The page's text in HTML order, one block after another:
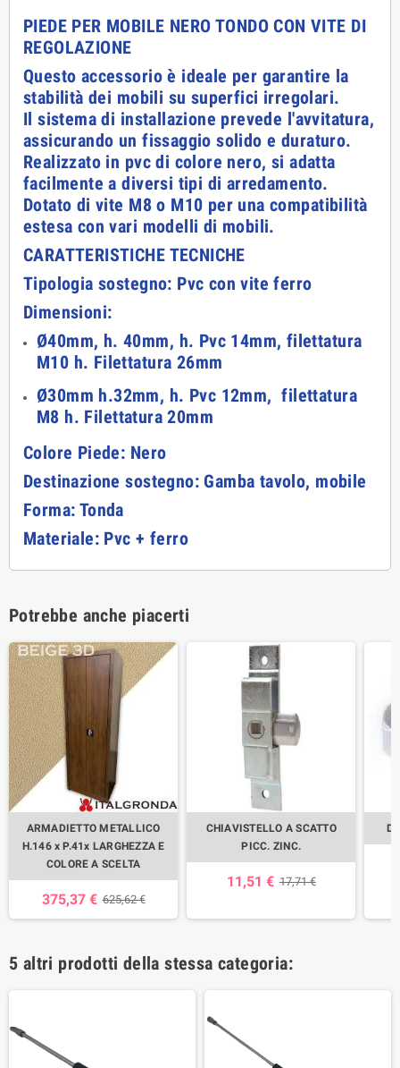
PIEDE PER MOBILE NERO TONDO CON VITE DI
REGOLAZIONE
Questo accessorio è ideale per garantire la
stabilità dei mobili su superfici irregolari.
Il sistema di installazione prevede l'avvitatura,
assicurando un fissaggio solido e duraturo.
Realizzato in pvc di colore nero, si adatta
facilmente a diversi tipi di arredamento.
Dotato di vite M8 o M10 per una compatibilità
estesa con vari modelli di mobili.
CARATTERISTICHE TECNICHE
Tipologia sostegno: Pvc con vite ferro
Dimensioni:
Ø40mm, h. 40mm, h. Pvc 14mm, filettatura
M10 h. Filettatura 26mm
Ø30mm h.32mm, h. Pvc 12mm, filettatura
M8 h. Filettatura 20mm
Colore Piede: Nero
Destinazione sostegno: Gamba tavolo, mobile
Forma: Tonda
Materiale: Pvc + ferro
Potrebbe anche piacerti
ARMADIETTO METALLICO
H.146 x P.41x LARGHEZZA E
COLORE A SCELTA
375,37 € 625,62 €
CHIAVISTELLO A SCATTO
PICC. ZINC.
11,51 € 17,71 €
5 altri prodotti della stessa categoria: